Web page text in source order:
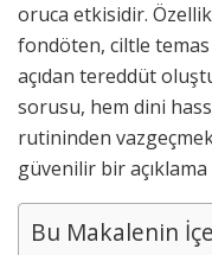
oruca etkisidir.
fondöten, ciltle
açıdan tereddüt
sorusu, hem dini
rutininden
güvenilir bir
Bu Makalenin